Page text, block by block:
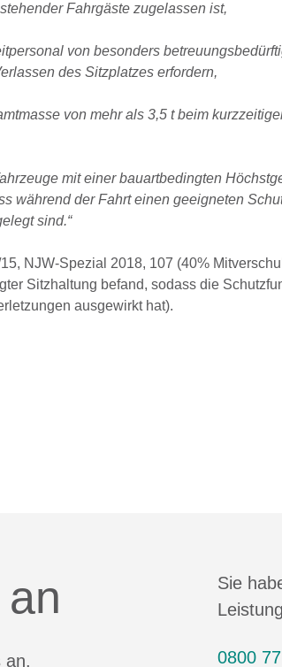
Fahrgäste zugelassen ist,
von besonders
des Sitzplatzes erfordern,
von mehr als 3,5 t beim
mit einer bauartbedingten
während der Fahrt einen geeigneten
sind.“
NJW-Spezial 2018, 107 (40%
Sitzhaltung befand, sodass die
ausgewirkt hat).
an.
Sie
0800